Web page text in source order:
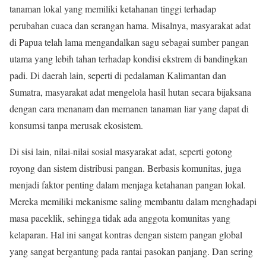
tanaman lokal yang memiliki ketahanan tinggi terhadap
perubahan cuaca dan serangan hama. Misalnya, masyarakat adat
di Papua telah lama mengandalkan sagu sebagai sumber pangan
utama yang lebih tahan terhadap kondisi ekstrem di bandingkan
padi. Di daerah lain, seperti di pedalaman Kalimantan dan
Sumatra, masyarakat adat mengelola hasil hutan secara bijaksana
dengan cara menanam dan memanen tanaman liar yang dapat di
konsumsi tanpa merusak ekosistem.
Di sisi lain, nilai-nilai sosial masyarakat adat, seperti gotong
royong dan sistem distribusi pangan. Berbasis komunitas, juga
menjadi faktor penting dalam menjaga ketahanan pangan lokal.
Mereka memiliki mekanisme saling membantu dalam menghadapi
masa paceklik, sehingga tidak ada anggota komunitas yang
kelaparan. Hal ini sangat kontras dengan sistem pangan global
yang sangat bergantung pada rantai pasokan panjang. Dan sering